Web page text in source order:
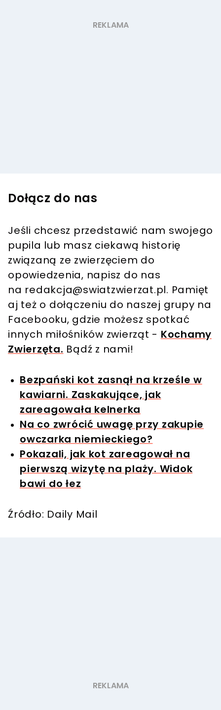
Dołącz do nas
Jeśli chcesz przedstawić nam swojego
pupila lub masz ciekawą historię
związaną ze zwierzęciem do
opowiedzenia, napisz do nas
na redakcja@swiatzwierzat.pl. Pamięt
aj też o dołączeniu do naszej grupy na
Facebooku, gdzie możesz spotkać
innych miłośników zwierząt - Kochamy
Zwierzęta. Bądź z nami!
Bezpański kot zasnął na krześle w
kawiarni. Zaskakujące, jak
zareagowała kelnerka
Na co zwrócić uwagę przy zakupie
owczarka niemieckiego?
Pokazali, jak kot zareagował na
pierwszą wizytę na plaży. Widok
bawi do łez
Źródło: Daily Mail